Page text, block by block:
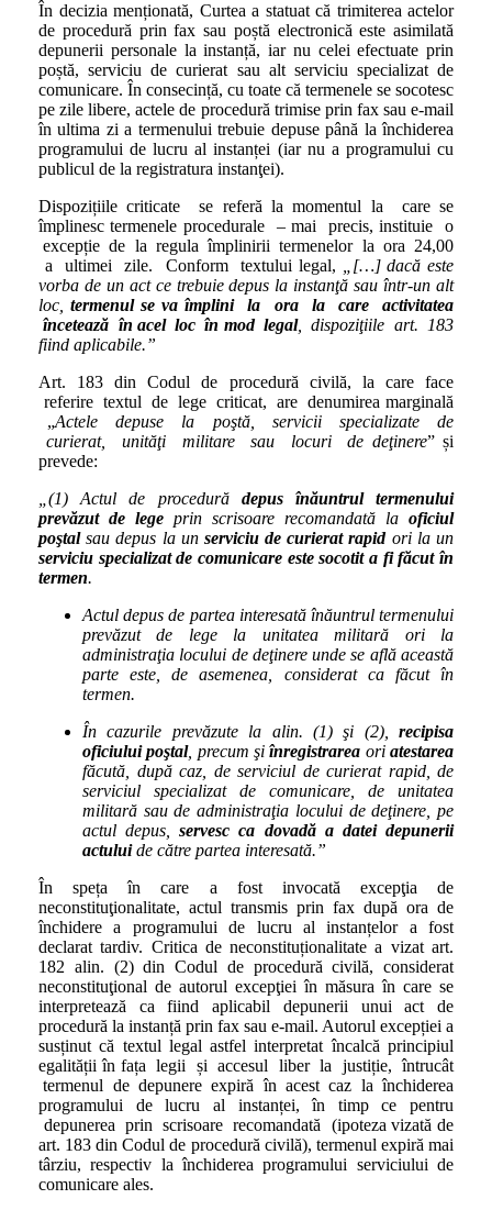
În decizia menționată, Curtea a statuat că trimiterea actelor
de procedură prin fax sau poștă electronică este asimilată
depunerii personale la instanță, iar nu celei efectuate prin
poștă, serviciu de curierat sau alt serviciu specializat de
comunicare. În consecință, cu toate că termenele se socotesc
pe zile libere, actele de procedură trimise prin fax sau e-mail
în ultima zi a termenului trebuie depuse până la închiderea
programului de lucru al instanței (iar nu a programului cu
publicul de la registratura instanţei).
Dispozițiile criticate se referă la momentul la care se
împlinesc termenele procedurale – mai precis, instituie o
excepție de la regula împlinirii termenelor la ora 24,00
a ultimei zile. Conform textului legal,
„[…] dacă este
vorba de un act ce trebuie depus la instanţă sau într-un alt
loc,termenul se va împlini la ora la care activitatea
încetează în acel loc în mod legal, dispoziţiile art. 183
fiind aplicabile.”
Art. 183 din Codul de procedură civilă, la care face
referire textul de lege criticat, are denumirea marginală
„Actele depuse la poştă, servicii specializate de
curierat, unităţi militare sau locuri de deţinere” și
prevede:
„(1) Actul de procedură depus înăuntrul termenului
prevăzut de lege prin scrisoare recomandată la oficiul
poştalsau depus la un serviciu de curierat rapid ori la un
serviciu specializat de comunicare este socotit a fi făcut în
termen.
Actul depus de partea interesată înăuntrul termenului
prevăzut de lege la unitatea militară ori la
administraţia locului de deţinere unde se află această
parte este, de asemenea, considerat ca făcut în
termen.
În cazurile prevăzute la alin. (1) şi (2), recipisa
oficiului poştal, precum şiînregistrarea oriatestarea
făcută, după caz, de serviciul de curierat rapid, de
serviciul specializat de comunicare, de unitatea
militară sau de administraţia locului de deţinere, pe
actul depus,servesc ca dovadă a datei depunerii
actuluide către partea interesată.”
În speța în care a fost invocată excepţia de
neconstituţionalitate, actul transmis prin fax după ora de
închidere a programului de lucru al instanțelor a fost
declarat tardiv. Critica de neconstituționalitate a vizat art.
182 alin. (2) din Codul de procedură civilă, considerat
neconstituţional de autorul excepţiei în măsura în care se
interpretează ca fiind aplicabil depunerii unui act de
procedură la instanță prin fax sau e-mail. Autorul excepției a
susținut că textul legal astfel interpretat încalcă principiul
egalității în fața legii și accesul liber la justiție, întrucât
termenul de depunere expiră în acest caz la închiderea
programului de lucru al instanței, în timp ce pentru
depunerea prin scrisoare recomandată (ipoteza vizată de
art. 183 din Codul de procedură civilă), termenul expiră mai
târziu, respectiv la închiderea programului serviciului de
comunicare ales.